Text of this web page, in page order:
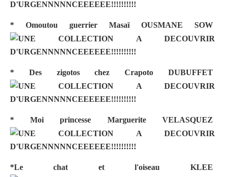
* Omoutou guerrier Masaï OUSMANE SOW
* Des zigotos chez Crapoto DUBUFFET
* Moi princesse Marguerite VELASQUEZ
*Le chat et l'oiseau KLEE